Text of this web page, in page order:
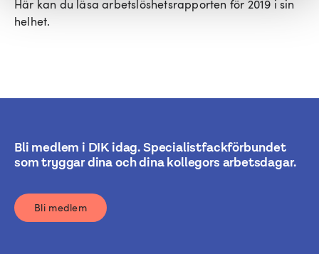
Här kan du läsa arbetslöshetsrapporten för 2019 i sin
helhet.
Bli medlem i DIK idag. Specialistfackförbundet
som tryggar dina och dina kollegors arbetsdagar.
Bli medlem